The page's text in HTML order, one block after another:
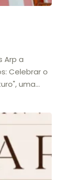
Arp a
Celebrar o
uma
Nova
o legado
e a